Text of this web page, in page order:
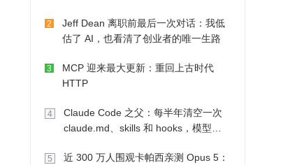
2
Jeff Dean 离职前最后一次对话：我低
估了 AI，也看清了创业者的唯一生路
3
MCP 迎来最大更新：重回上古时代
HTTP
4
Claude Code 之父：每半年清空一次
claude.md、skills 和 hooks，模型自
5
近 300 万人围观卡帕西亲测 Opus 5：